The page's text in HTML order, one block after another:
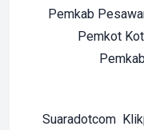
Pemkab
Pemkot
Suaradotcom